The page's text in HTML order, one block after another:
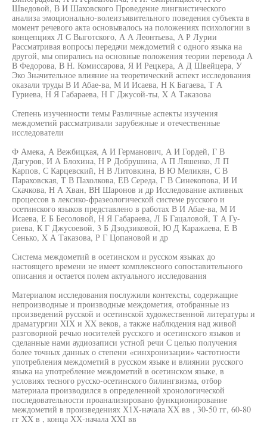
Шведовой, В И Шаховского Проведение лингвистического
анализа эмоционально-волеизъявительного поведения субъекта в
момент речевого акта основывалось на положениях психологии в
концепциях Л С Выготского, А А Леонтьева, А Р Лурии
Рассматривая вопросы передачи междометий с одного языка на
другой, мы опирались на основные положения теории перевода А
В Федорова, В Н. Комиссарова, Я И Рецкера, А Д Швейцера, У
Эко Значительное влияние на теоретический аспект исследования
оказали труды В И Абае-ва, М И Исаева, Н К Багаева, Т А
Гуриева, Н Я Габараева, Н Г Джусой-ты, X А Таказова
Степень изученности темы Различные аспекты изучения
междометий рассматривали зарубежные и отечественные
исследователи
Ф Амека, А Вежбицкая, А И Германович, А И Гордей, Г В
Дагуров, И А Блохина, Н Р Добрушина, А П Ляшенко, Л П
Карпов, С Карцевский, Н В Литовкина, В Ю Меликян, С В
Параховская, Т В Пахолкова, ЕВ Середа, Г В Синекопова, И И
Скачкова, Н А Хван, ВН Шаронов и др Исследование активных
процессов в лексико-фразеологической системе русского и
осетинского языков представлено в работах В И Абае-ва, М И
Исаева, Е Б Бесоловой, Н Я Габараева, Л Б Гацаловой, Т А Гу-
риева, К Г Джусоевой, 3 Б Дзодзиковой, Ю Д Каражаева, Е В
Сенько, X А Таказова, Р Г Цопановой и др
Система междометий в осетинском и русском языках до
настоящего времени не имеет комплексного сопоставительного
описания и остается полем актуального исследования
Материалом исследования послужили контексты, содержащие
непроизводные и производные междометия, отобранные из
произведений русской и осетинской художественной литературы и
драматургии XIX и XX веков, а также наблюдения над живой
разговорной речью носителей русского и осетинского языков и
сделанные нами аудиозаписи устной речи С целью получения
более точных данных о степени «синхронизации» частотности
употребления междометий в русском языке и влиянии русского
языка на употребление междометий в осетинском языке, в
условиях тесного русско-осетинского билингвизма, отбор
материала производился в определенной хронологической
последовательности проанализировано функционирование
междометий в произведениях Х1Х-начала XX вв , 30-50 гг, 60-80
гг XX в , конца ХХ-начала XXI вв